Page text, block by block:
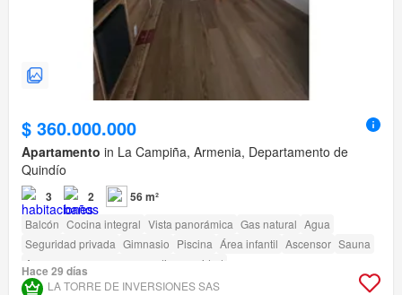
$ 360.000.000
Apartamento in La Campiña, Armenia, Departamento de
Quindío
3 2 56 m²
Balcón Cocina integral Vista panorámica Gas natural Agua
Seguridad privada Gimnasio Piscina Área infantil Ascensor Sauna
Acceso para personas con discapacidad
Hace 29 días
LA TORRE DE INVERSIONES SAS